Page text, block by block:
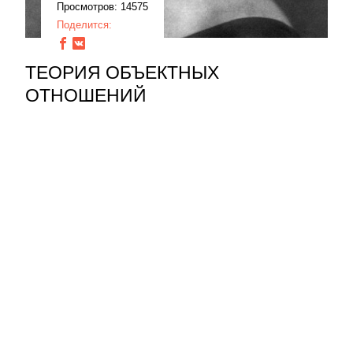
Просмотров: 14575
Поделится:
ТЕОРИЯ ОБЪЕКТНЫХ
ОТНОШЕНИЙ